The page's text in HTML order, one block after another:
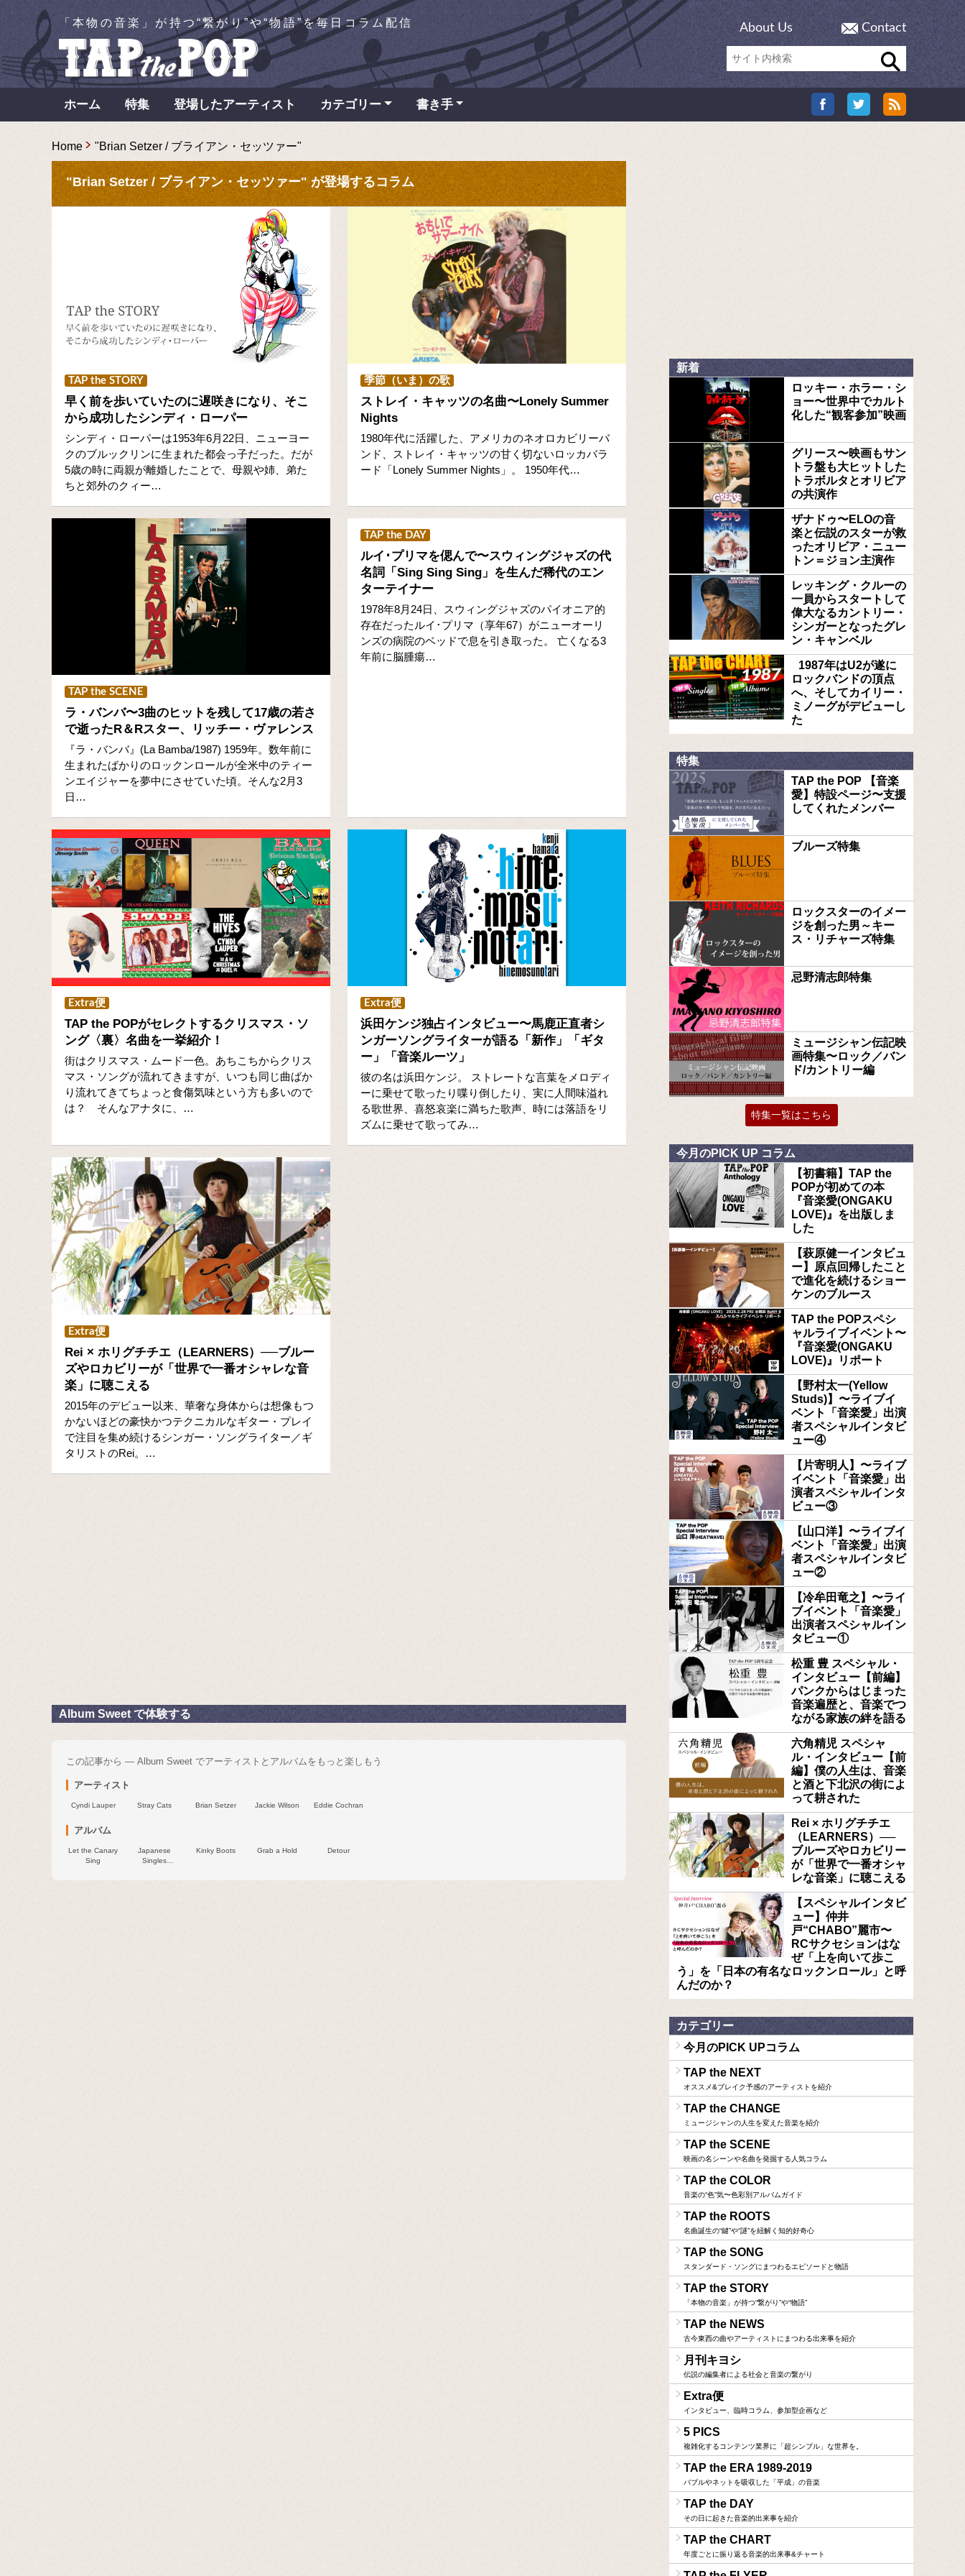
「本物の音楽」が持つ“繋がり”や“物語”を毎日コラム配信 About Us Contact
ホーム 特集 登場したアーティスト カテゴリー 書き手
Home "Brian Setzer / ブライアン・セッツァー"
"Brian Setzer / ブライアン・セッツァー" が登場するコラム
TAP the STORY
早く前を歩いていたのに遅咲きになり、そこ
から成功したシンディ・ローパー
シンディ・ローパーは1953年6月22日、ニューヨー
クのブルックリンに生まれた都会っ子だった。だが
5歳の時に両親が離婚したことで、母親や姉、弟た
ちと郊外のクィー…
季節（いま）の歌
ストレイ・キャッツの名曲〜Lonely Summer
Nights
1980年代に活躍した、アメリカのネオロカビリーバ
ンド、ストレイ・キャッツの甘く切ないロッカバラ
ード「Lonely Summer Nights」。 1950年代…
TAP the SCENE
ラ・バンバ〜3曲のヒットを残して17歳の若さ
で逝ったR＆Rスター、リッチー・ヴァレンス
『ラ・バンバ』(La Bamba/1987) 1959年。数年前に
生まれたばかりのロックンロールが全米中のティー
ンエイジャーを夢中にさせていた頃。そんな2月3
日…
TAP the DAY
ルイ･プリマを偲んで〜スウィングジャズの代
名詞「Sing Sing Sing」を生んだ稀代のエン
ターテイナー
1978年8月24日、スウィングジャズのパイオニア的
存在だったルイ･プリマ（享年67）がニューオーリ
ンズの病院のベッドで息を引き取った。 亡くなる3
年前に脳腫瘍…
Extra便
TAP the POPがセレクトするクリスマス・ソ
ング〈裏〉名曲を一挙紹介！
街はクリスマス・ムード一色。あちこちからクリス
マス・ソングが流れてきますが、いつも同じ曲ばか
り流れてきてちょっと食傷気味という方も多いので
は？ そんなアナタに、…
Extra便
浜田ケンジ独占インタビュー〜馬鹿正直者シ
ンガーソングライターが語る「新作」「ギタ
ー」「音楽ルーツ」
彼の名は浜田ケンジ。 ストレートな言葉をメロディ
ーに乗せて歌ったり喋り倒したり、実に人間味溢れ
る歌世界、喜怒哀楽に満ちた歌声、時には落語をリ
ズムに乗せて歌ってみ…
Extra便
Rei × ホリグチチエ（LEARNERS）──ブルー
ズやロカビリーが「世界で一番オシャレな音
楽」に聴こえる
2015年のデビュー以来、華奢な身体からは想像もつ
かないほどの豪快かつテクニカルなギター・プレイ
で注目を集め続けるシンガー・ソングライター／ギ
タリストのRei。…
Album Sweet で体験する
この記事から — Album Sweet でアーティストとアルバムをもっと楽しもう
アーティスト
Cyndi Lauper Stray Cats Brian Setzer Jackie Wilson Eddie Cochran
アルバム
Let the Canary
Sing
Japanese
Singles
Kinky Boots Grab a Hold Detour
新着
ロッキー・ホラー・シ
ョー〜世界中でカルト
化した“観客参加”映画
グリース〜映画もサン
トラ盤も大ヒットした
トラボルタとオリビア
の共演作
ザナドゥ〜ELOの音
楽と伝説のスターが救
ったオリビア・ニュー
トン＝ジョン主演作
レッキング・クルーの
一員からスタートして
偉大なるカントリー・
シンガーとなったグレ
ン・キャンベル
1987年はU2が遂に
ロックバンドの頂点
へ、そしてカイリー・
ミノーグがデビューし
た
特集
TAP the POP 【音楽
愛】特設ページ〜支援
してくれたメンバー
ブルーズ特集
ロックスターのイメー
ジを創った男～キー
ス・リチャーズ特集
忌野清志郎特集
ミュージシャン伝記映
画特集〜ロック／バン
ド/カントリー編
特集一覧はこちら
今月のPICK UP コラム
【初書籍】TAP the
POPが初めての本
『音楽愛(ONGAKU
LOVE)』を出版しま
した
【萩原健一インタビュ
ー】原点回帰したこと
で進化を続けるショー
ケンのブルース
TAP the POPスペシ
ャルライブイベント〜
『音楽愛(ONGAKU
LOVE)』リポート
【野村太一(Yellow
Studs)】〜ライブイ
ベント「音楽愛」出演
者スペシャルインタビ
ュー④
【片寄明人】〜ライブ
イベント「音楽愛」出
演者スペシャルインタ
ビュー③
【山口洋】〜ライブイ
ベント「音楽愛」出演
者スペシャルインタビ
ュー②
【冷牟田竜之】〜ライ
ブイベント「音楽愛」
出演者スペシャルイン
タビュー①
松重 豊 スペシャル・
インタビュー【前編】
パンクからはじまった
音楽遍歴と、音楽でつ
ながる家族の絆を語る
六角精児 スペシャ
ル・インタビュー【前
編】僕の人生は、音楽
と酒と下北沢の街によ
って耕された
Rei × ホリグチチエ
（LEARNERS）──
ブルーズやロカビリー
が「世界で一番オシャ
レな音楽」に聴こえる
【スペシャルインタビ
ュー】仲井
戸“CHABO”麗市〜
RCサクセションはな
ぜ「上を向いて歩こ
う」を「日本の有名なロックンロール」と呼
んだのか？
カテゴリー
今月のPICK UPコラム
TAP the NEXT
オススメ&ブレイク予感のアーティストを紹介
TAP the CHANGE
ミュージシャンの人生を変えた音楽を紹介
TAP the SCENE
映画の名シーンや名曲を発掘する人気コラム
TAP the COLOR
音楽の“色”気〜色彩別アルバムガイド
TAP the ROOTS
名曲誕生の“鍵”や“謎”を紐解く知的好奇心
TAP the SONG
スタンダード・ソングにまつわるエピソードと物語
TAP the STORY
「本物の音楽」が持つ“繋がり”や“物語”
TAP the NEWS
古今東西の曲やアーティストにまつわる出来事を紹介
月刊キヨシ
伝説の編集者による社会と音楽の繋がり
Extra便
インタビュー、臨時コラム、参加型企画など
5 PICS
複雑化するコンテンツ業界に「超シンプル」な世界を。
TAP the ERA 1989-2019
バブルやネットを吸収した「平成」の音楽
TAP the DAY
その日に起きた音楽的出来事を紹介
TAP the CHART
年度ごとに振り返る音楽的出来事&チャート